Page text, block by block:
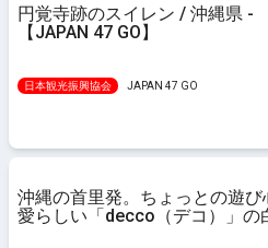
円覚寺跡のスイレン / 沖縄県 -
【JAPAN 47 GO】
日本観光振興協会 JAPAN 47 GO
沖縄の首里発。ちょっとの遊び
愛らしい「decco（デコ）」の